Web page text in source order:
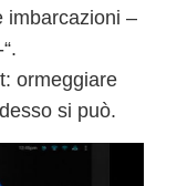
imbarcazioni –
: ormeggiare
si può.